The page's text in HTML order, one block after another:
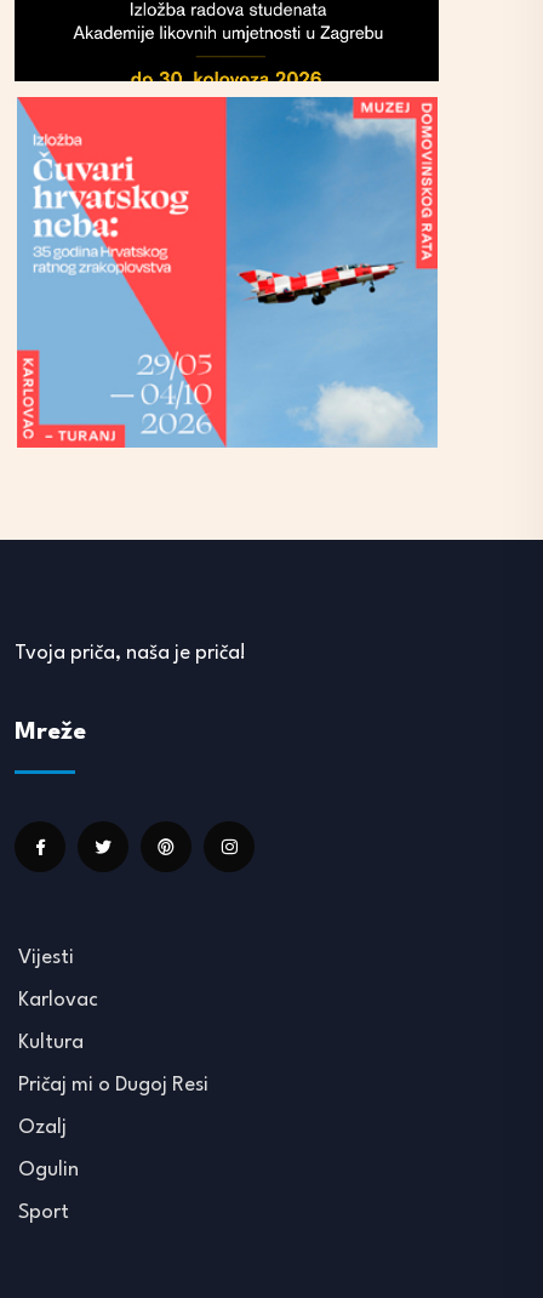
Tvoja priča, naša je priča!
Mreže
Vijesti
Karlovac
Kultura
Pričaj mi o Dugoj Resi
Ozalj
Ogulin
Sport